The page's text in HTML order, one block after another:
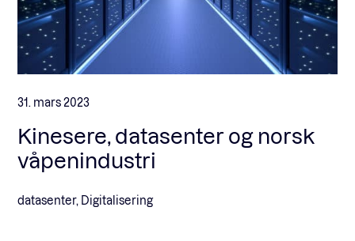
31. mars 2023
Kinesere, datasenter og norsk
våpenindustri
datasenter, Digitalisering